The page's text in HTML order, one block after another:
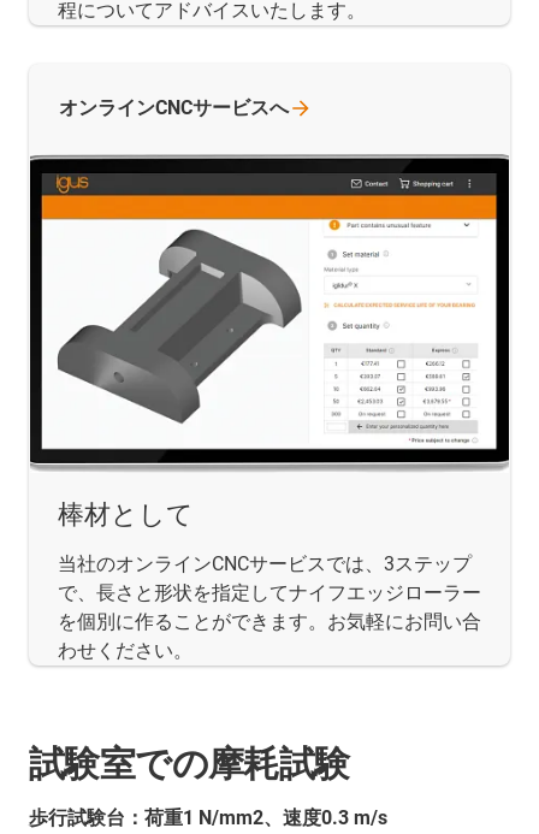
程についてアドバイスいたします。
棒材として
当社のオンラインCNCサービスでは、3ステップ
で、長さと形状を指定してナイフエッジローラー
を個別に作ることができます。お気軽にお問い合
わせください。
オンラインCNCサービスへ
試験室での摩耗試験
歩行試験台：荷重1 N/mm2、速度0.3 m/s